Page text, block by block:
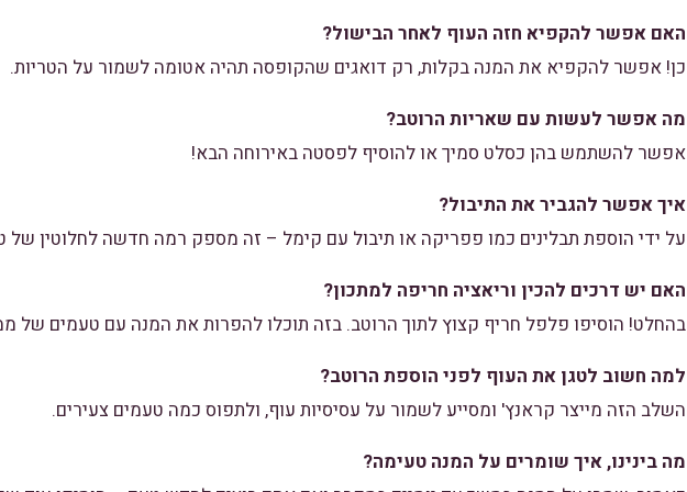
האם אפשר להקפיא חזה העוף לאחר הבישול?
כן! אפשר להקפיא את המנה בקלות, רק דואגים שהקופסה תהיה אטומה לשמור על הטריות.
מה אפשר לעשות עם שאריות הרוטב?
אפשר להשתמש בהן כסלט סמיך או להוסיף לפסטה באירוחה הבא!
איך אפשר להגביר את התיבול?
על ידי הוספת תבלינים כמו פפריקה או תיבול עם קימל – זה מספק רמה חדשה לחלוטין של
האם יש דרכים להכין וריאציה חריפה למתכון?
בהחלט! הוסיפו פלפל חריף קצוץ לתוך הרוטב. בזה תוכלו להפרות את המנה עם טעמים של
למה חשוב לטגן את העוף לפני הוספת הרוטב?
השלב הזה מייצר קראנץ' ומסייע לשמור על עסיסיות עוף, ולתפוס כמה טעמים צעירים.
מה בינינו, איך שומרים על המנה טעימה?